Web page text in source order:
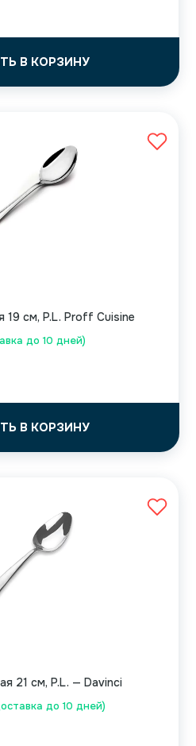
В КОРЗИНУ
до 10 дней)
19 см, P.L. Proff Cuisine
В КОРЗИНУ
до 10 дней)
21 см, P.L. — Davinci